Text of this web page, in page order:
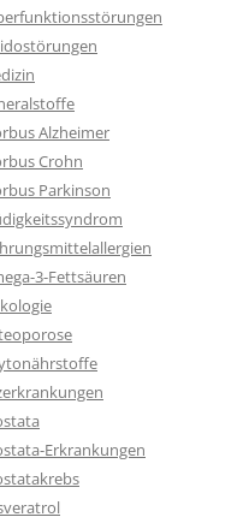
Alzheimer
Crohn
Parkinson
3-Fettsäuren
Erkrankungen